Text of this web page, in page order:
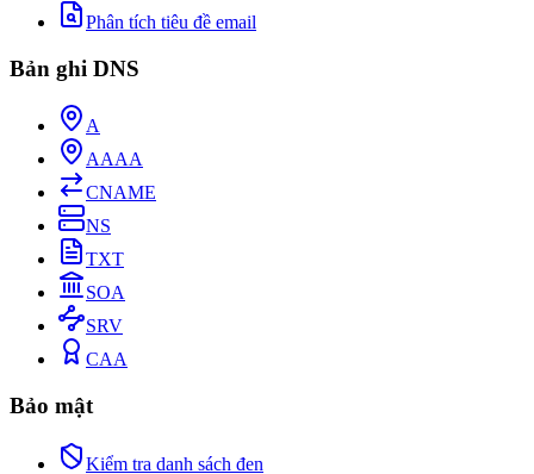
Phân tích tiêu đề email
Bản ghi DNS
A
AAAA
CNAME
NS
TXT
SOA
SRV
CAA
Bảo mật
Kiểm tra danh sách đen